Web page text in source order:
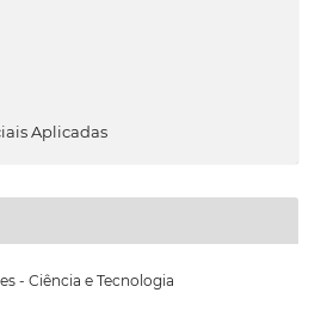
Aplicadas
- Ciência e Tecnologia